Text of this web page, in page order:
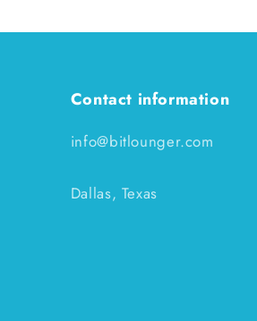
Contact information
info@bitlounger.com
Dallas, Texas